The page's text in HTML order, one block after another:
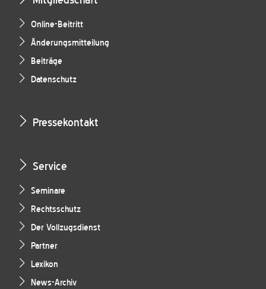
Online-Beitritt
Änderungsmitteilung
Beiträge
Datenschutz
Pressekontakt
Service
Seminare
Rechtsschutz
Der Vollzugsdienst
Partner
Lexikon
News-Archiv